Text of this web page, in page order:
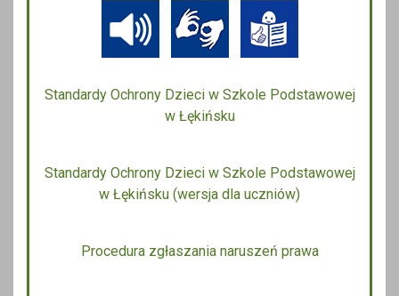
Standardy Ochrony Dzieci w Szkole Podstawowej
w Łękińsku
Standardy Ochrony Dzieci w Szkole Podstawowej
w Łękińsku (wersja dla uczniów)
Procedura zgłaszania naruszeń prawa